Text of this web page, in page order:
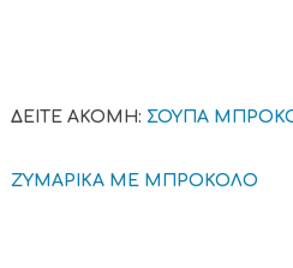
ΔΕΙΤΕ ΑΚΟΜΗ: ΣΟΥΠΑ
ΖΥΜΑΡΙΚΑ ΜΕ ΜΠΡΟΚΟΛΟ